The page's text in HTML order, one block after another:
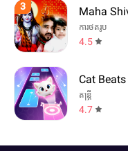
3 Maha
ការថតរូប
4.5
Cat
តន្ត្រី
4.7